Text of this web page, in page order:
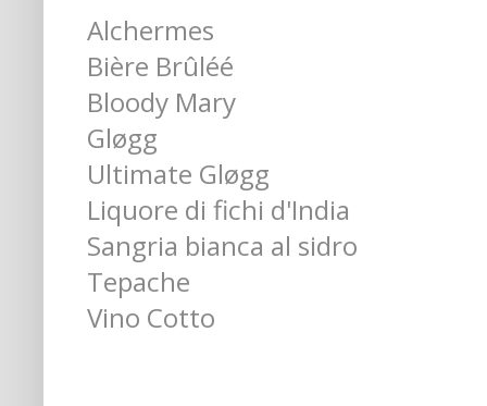
Alchermes
Bière Brûléé
Bloody Mary
Gløgg
Ultimate Gløgg
Liquore di fichi d'India
Sangria bianca al sidro
Tepache
Vino Cotto